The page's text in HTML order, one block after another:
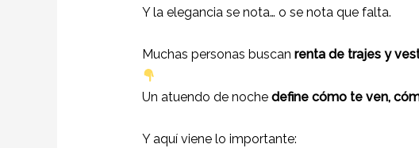
Y la elegancia se nota… o se nota que falta.
Muchas personas buscan renta de trajes y
Un atuendo de noche define cómo te ven,
Y aquí viene lo importante: